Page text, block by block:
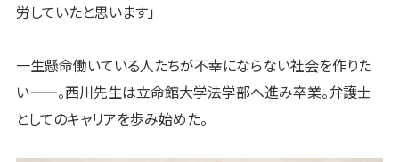
労していたと思います」
一生懸命働いている人たちが不幸にならない社会を作りた
い——。西川先生は立命館大学法学部へ進み卒業。弁護士
としてのキャリアを歩み始めた。